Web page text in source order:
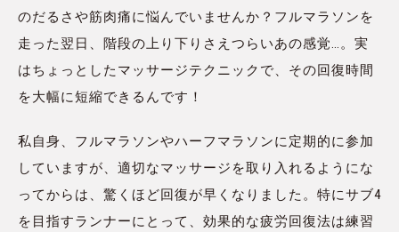
のだるさや筋肉痛に悩んでいませんか？フルマラソンを
走った翌日、階段の上り下りさえつらいあの感覚…。実
はちょっとしたマッサージテクニックで、その回復時間
を大幅に短縮できるんです！
私自身、フルマラソンやハーフマラソンに定期的に参加
していますが、適切なマッサージを取り入れるようにな
ってからは、驚くほど回復が早くなりました。特にサブ4
を目指すランナーにとって、効果的な疲労回復法は練習